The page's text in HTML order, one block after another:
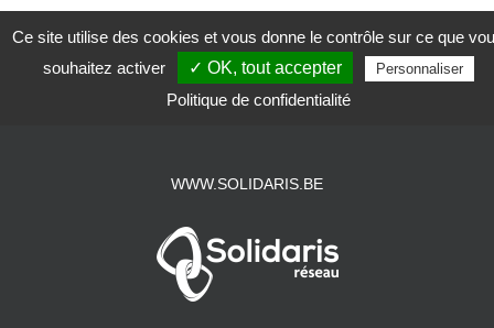
WWW.SOLIDARIS.BE
Ce site utilise des cookies et vous donne le contrôle sur ce que
souhaitez activer
✓ OK, tout accepter Personnaliser
Politique de confidentialité